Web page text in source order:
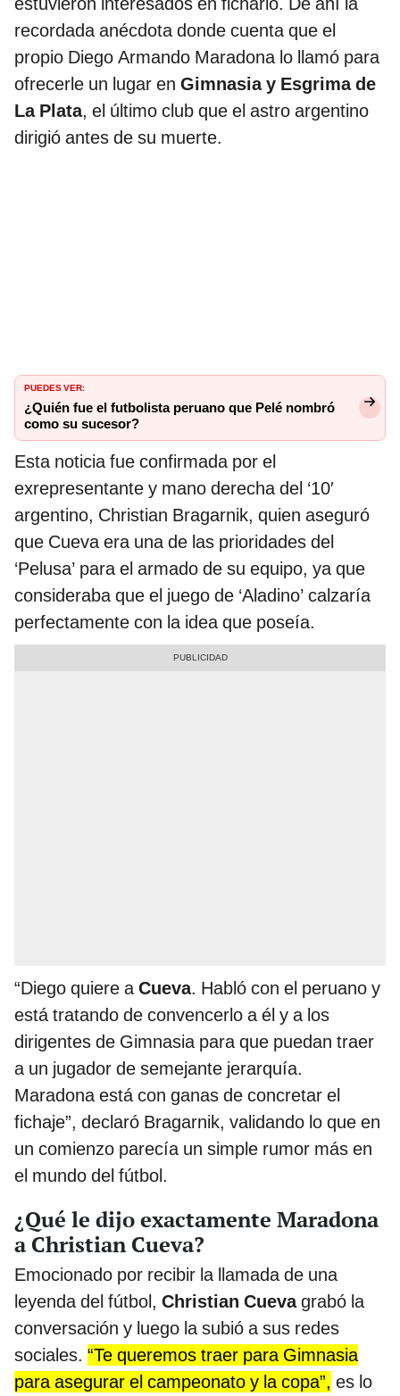
recordada anécdota donde cuenta que el
propio Diego Armando Maradona lo llamó para
ofrecerle un lugar en Gimnasia y Esgrima de
La Plata, el último club que el astro argentino
dirigió antes de su muerte.
PUEDES VER:
¿Quién fue el futbolista peruano que Pelé nombró
como su sucesor?
Esta noticia fue confirmada por el
exrepresentante y mano derecha del ‘10′
argentino, Christian Bragarnik, quien aseguró
que Cueva era una de las prioridades del
‘Pelusa’ para el armado de su equipo, ya que
consideraba que el juego de ‘Aladino’ calzaría
perfectamente con la idea que poseía.
“Diego quiere aCueva. Habló con el peruano y
está tratando de convencerlo a él y a los
dirigentes de Gimnasia para que puedan traer
a un jugador de semejante jerarquía.
Maradona está con ganas de concretar el
fichaje”, declaró Bragarnik, validando lo que en
un comienzo parecía un simple rumor más en
el mundo del fútbol.
¿Qué le dijo exactamente Maradona
a Christian Cueva?
Emocionado por recibir la llamada de una
leyenda del fútbol, Christian Cuevagrabó la
conversación y luego la subió a sus redes
sociales. “Te queremos traer para Gimnasia
para asegurar el campeonato y la copa”, es lo